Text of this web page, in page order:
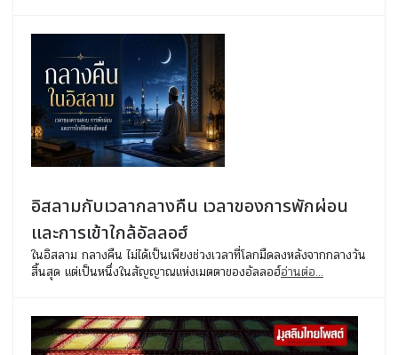
อิสลามกับเวลากลางคืน เวลาของการพักผ่อน
และการเข้าใกล้อัลลอฮ์
ในอิสลาม กลางคืน ไม่ได้เป็นเพียงช่วงเวลาที่โลกมืดลงหลังจากกลางวัน
สิ้นสุด แต่เป็นหนึ่งในสัญญาณแห่งเมตตาของอัลลอฮ์อ่านต่อ...